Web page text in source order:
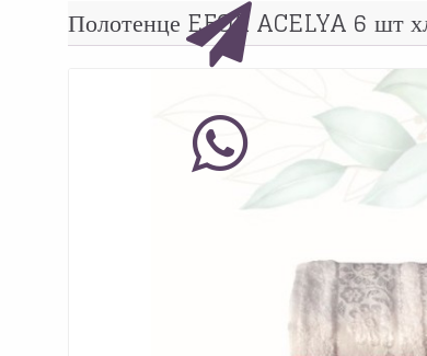
Полотенце EFOR ACELYA 6 шт